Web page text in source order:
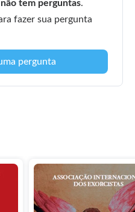
não tem perguntas.
fazer sua pergunta
pergunta